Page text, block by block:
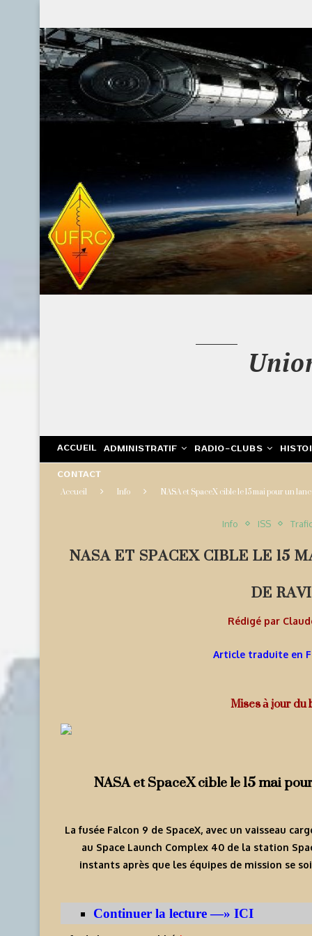
ACCUEIL ADMINISTRATIF RADIO-CLUBS
CONTACT
Accueil Info NASA et SpaceX cible le 15 mai pour un
Info ISS
NASA ET SPACEX CIBLE LE 15
DE
Rédigé par
Article traduite en
Mises à jour du
NASA et SpaceX cible le 15 mai
La fusée Falcon 9 de SpaceX, avec un vaisseau
au Space Launch Complex 40 de la station
instants après que les équipes de mission se
Continuer la lecture —» ICI